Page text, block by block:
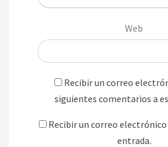
Web
Recibir un correo
siguientes comentarios a
Recibir un correo electrónico
entrada.